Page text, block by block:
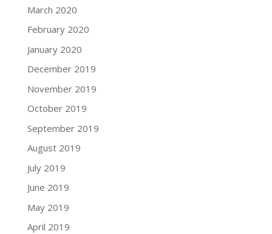
March 2020
February 2020
January 2020
December 2019
November 2019
October 2019
September 2019
August 2019
July 2019
June 2019
May 2019
April 2019